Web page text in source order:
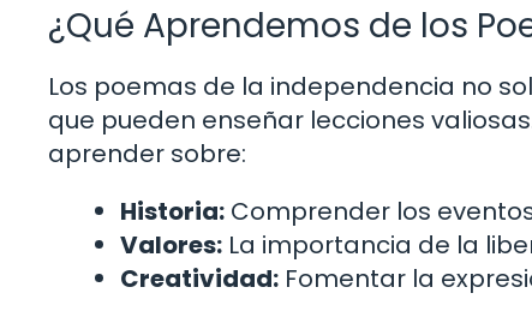
¿Qué Aprendemos de los
Los poemas de la independencia no
que pueden enseñar lecciones
aprender sobre:
Historia: Comprender los
Valores: La importancia de la
Creatividad: Fomentar la